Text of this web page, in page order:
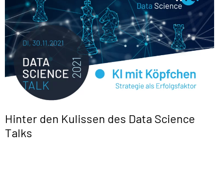
Hinter den Kulissen des Data Science
Talks